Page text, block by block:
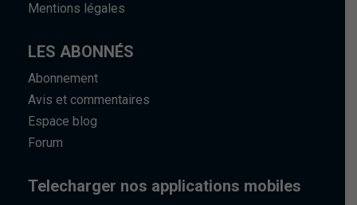
Mentions légales
LES ABONNÉS
Abonnement
Avis et commentaires
Espace blog
Forum
Telecharger nos applications mobiles